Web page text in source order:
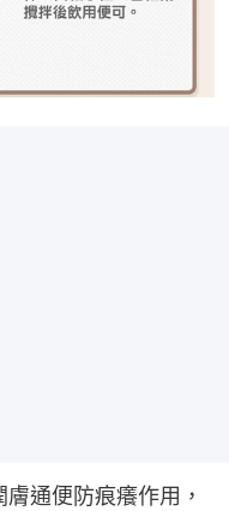
通便防痕癢作用，